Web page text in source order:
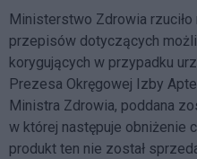
Ministerstwo Zdrowia rzuciło
przepisów dotyczących
korygujących w przypadku
Prezesa Okręgowej Izby
Ministra Zdrowia, poddana
w której następuje obniżenie
produkt ten nie został